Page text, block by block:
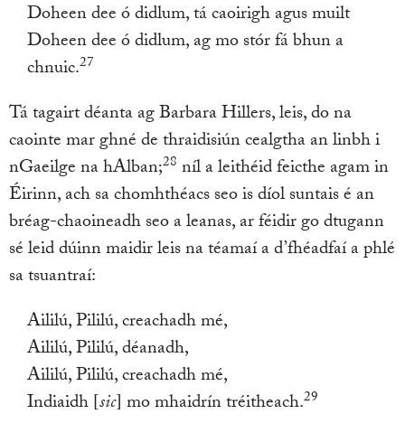
Doheen dee ó didlum, tá caoirigh agus muilt
Doheen dee ó didlum, ag mo stór fá bhun a
chnuic.27
Tá tagairt déanta ag Barbara Hillers, leis, do na
caointe mar ghné de thraidisiún cealgtha an linbh i
nGaeilge na hAlban;28 níl a leithéid feicthe agam in
Éirinn, ach sa chomhthéacs seo is díol suntais é an
bréag-chaoineadh seo a leanas, ar féidir go dtugann
sé leid dúinn maidir leis na téamaí a d’fhéadfaí a phlé
sa tsuantraí:
Aililú, Pililú, creachadh mé,
Aililú, Pililú, déanadh,
Aililú, Pililú, creachadh mé,
Indiaidh [sic] mo mhaidrín tréitheach.29